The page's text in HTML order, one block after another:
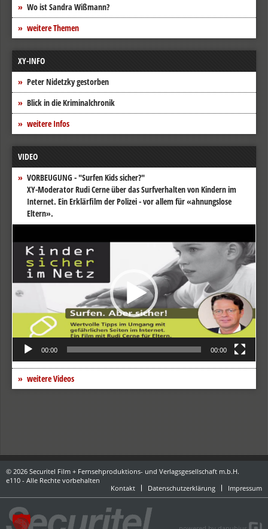
Wo ist Sandra Wißmann?
weitere Themen
XY-INFO
Peter Nidetzky gestorben
Blick in die Kriminalchronik
weitere Infos
VIDEO
VORBEUGUNG - "Surfen Kids sicher?"
XY-Moderator Rudi Cerne über das Surfverhalten von Kindern im
Internet. Ein Erklärfilm der Polizei - vor allem für «ahnungslose
Eltern».
Video-
00:00 00:00
weitere Videos
© 2026 Securitel Film + Fernsehproduktions- und Verlagsgesellschaft m.b.H.
e110 - Alle Rechte vorbehalten
Kontakt
Datenschutzerklärung Impressum